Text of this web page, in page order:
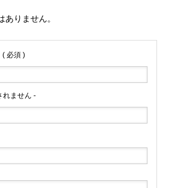
ありません。
( 必須 )
れません -